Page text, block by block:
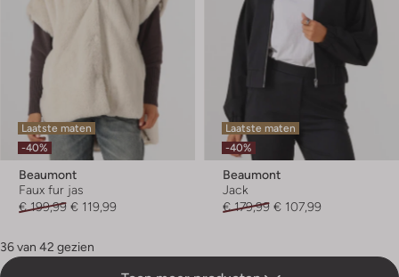
Laatste maten
-40%
Beaumont
Faux fur jas
€ 199,99 € 119,99
Laatste maten
-40%
Beaumont
Jack
€ 179,99 € 107,99
36 van 42 gezien